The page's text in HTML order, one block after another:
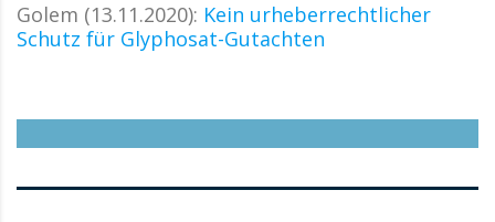
Golem (13.11.2020): Kein urheberrechtlicher
Schutz für Glyphosat-Gutachten